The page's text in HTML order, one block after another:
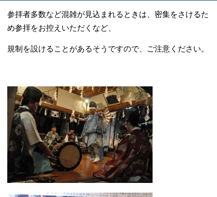
参拝者多数など混雑が見込まれるときは、密集をさけるた
め参拝をお控えいただくなど、
規制を設けることがあるそうですので、ご注意ください。